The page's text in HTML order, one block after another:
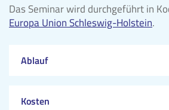
Das Seminar wird durchgeführt in
Europa Union Schleswig-Holstein.
Ablauf
Kosten